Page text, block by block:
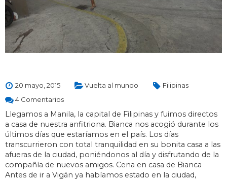
20 mayo, 2015 Vuelta al mundo
Filipinas
4 Comentarios
Llegamos a Manila, la capital de Filipinas y fuimos directos
a casa de nuestra anfitriona. Bianca nos acogió durante los
últimos días que estaríamos en el país. Los días
transcurrieron con total tranquilidad en su bonita casa a las
afueras de la ciudad, poniéndonos al día y disfrutando de la
compañía de nuevos amigos. Cena en casa de Bianca
Antes de ir a Vigán ya habíamos estado en la ciudad,